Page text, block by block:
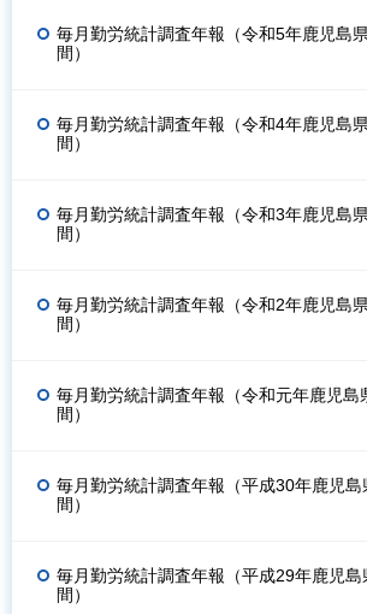
毎月勤労統計調査年報（令和5年鹿児島
間）
毎月勤労統計調査年報（令和4年鹿児島
間）
毎月勤労統計調査年報（令和3年鹿児島
間）
毎月勤労統計調査年報（令和2年鹿児島
間）
毎月勤労統計調査年報（令和元年鹿児島
間）
毎月勤労統計調査年報（平成30年鹿児
間）
毎月勤労統計調査年報（平成29年鹿児
間）